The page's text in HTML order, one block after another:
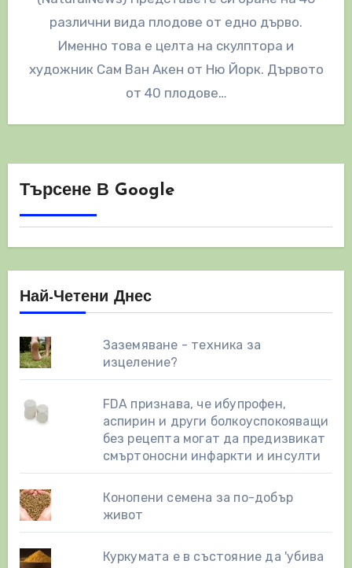
различни вида плодове от едно дърво.
Именно това е целта на скулпторa и
художник Сам Ван Акен от Ню Йорк. Дървото
от 40 плодове…
Търсене В Google
Най-Четени Днес
Заземяване - техника за
изцеление?
FDA признава, че ибупрофен,
аспирин и други болкоуспокояващи
без рецепта могат да предизвикат
смъртоносни инфаркти и инсулти
Конопени семена за по-добър
живот
Куркумата е в състояние да 'убива